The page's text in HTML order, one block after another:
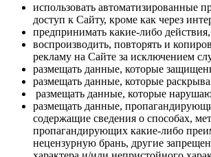
использовать автоматизированные
доступ к Сайту, кроме как через
предпринимать какие-либо
воспроизводить, повторять и
рекламу на Сайте за исключением
размещать данные, которые
размещать данные, которые
размещать данные, которые
размещать данные,
содержащие сведения о способах,
пропагандирующих какие-либо
нецензурную брань, другие